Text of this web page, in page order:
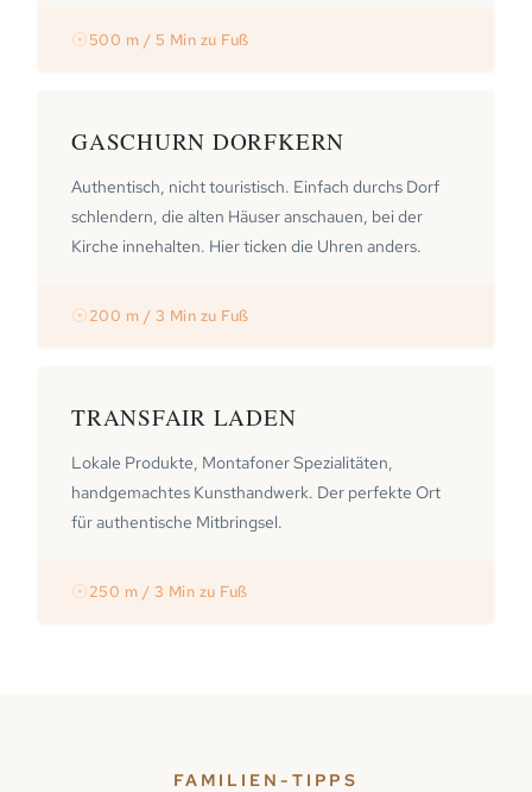
☉500 m / 5 Min zu Fuß
GASCHURN DORFKERN
Authentisch, nicht touristisch. Einfach durchs Dorf
schlendern, die alten Häuser anschauen, bei der
Kirche innehalten. Hier ticken die Uhren anders.
☉200 m / 3 Min zu Fuß
TRANSFAIR LADEN
Lokale Produkte, Montafoner Spezialitäten,
handgemachtes Kunsthandwerk. Der perfekte Ort
für authentische Mitbringsel.
☉250 m / 3 Min zu Fuß
FAMILIEN-TIPPS